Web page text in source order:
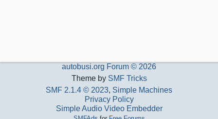
autobusi.org Forum © 2026
Theme by SMF Tricks
SMF 2.1.4 © 2023, Simple Machines
Privacy Policy
Simple Audio Video Embedder